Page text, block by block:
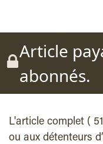
Article
abonnés.
L'article complet (
ou aux détenteurs